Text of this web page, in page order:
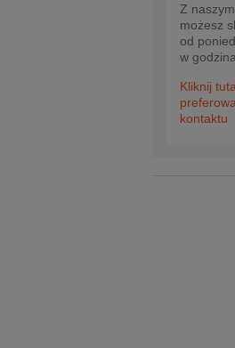
Z
możesz
od
w
Kliknij
kontaktu